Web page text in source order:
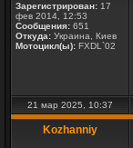
Зарегистрирован: 17
фев 2014, 12:53
Сообщения: 651
Откуда: Украина, Киев
Мотоцикл(ы): FXDL`02
21 мар 2025, 10:37
Kozhanniy